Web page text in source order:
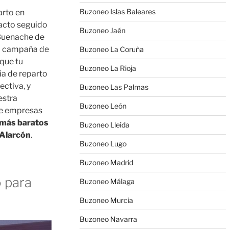
en
seguido
de
de
tu
de reparto
y
empresas
baratos
.
para
Buzoneo Islas Baleares
Buzoneo Jaén
Buzoneo La Coruña
Buzoneo La Rioja
Buzoneo Las Palmas
Buzoneo León
Buzoneo Lleida
Buzoneo Lugo
Buzoneo Madrid
Buzoneo Málaga
Buzoneo Murcia
Buzoneo Navarra